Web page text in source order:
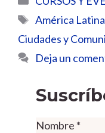
Etiquetas
América
Ciudades y
Deja un
Nombre *